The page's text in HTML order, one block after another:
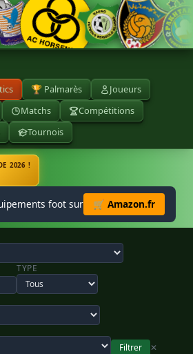
🏆 Palmarès
Joueurs
Matchs
Compétitions
Tournois
2026 !
foot sur 🛒 Amazon.fr
TYPE
Filtrer
✕